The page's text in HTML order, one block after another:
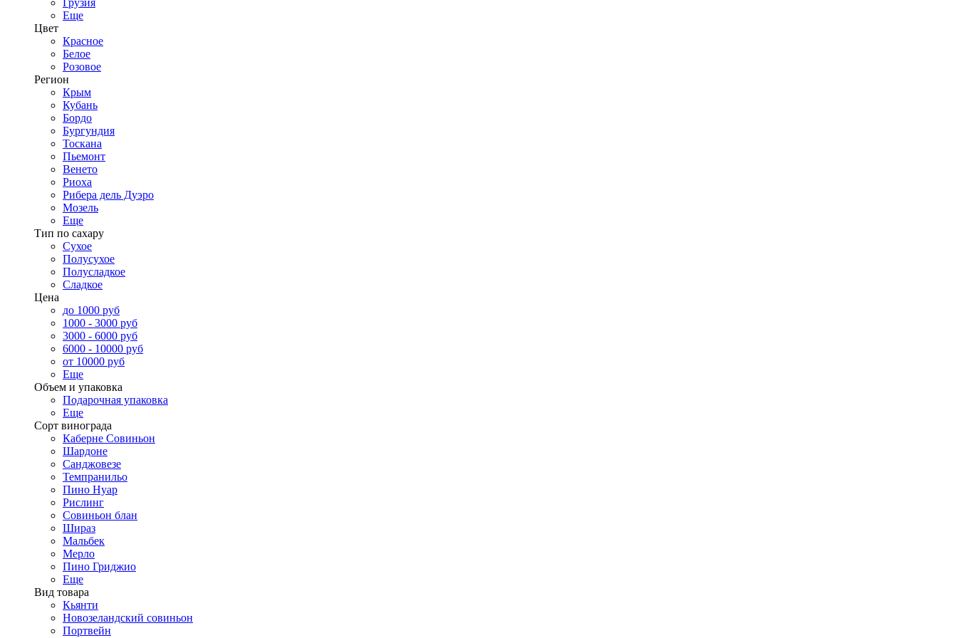
Грузия
Еще
Цвет
Красное
Белое
Розовое
Регион
Крым
Кубань
Бордо
Бургундия
Тоскана
Пьемонт
Венето
Риоха
Рибера дель Дуэро
Мозель
Еще
Тип по сахару
Сухое
Полусухое
Полусладкое
Сладкое
Цена
до 1000 руб
1000 - 3000 руб
3000 - 6000 руб
6000 - 10000 руб
от 10000 руб
Еще
Объем и упаковка
Подарочная упаковка
Еще
Сорт винограда
Каберне Совиньон
Шардоне
Санджовезе
Темпранильо
Пино Нуар
Рислинг
Совиньон блан
Шираз
Мальбек
Мерло
Пино Гриджио
Еще
Вид товара
Кьянти
Новозеландский совиньон
Портвейн